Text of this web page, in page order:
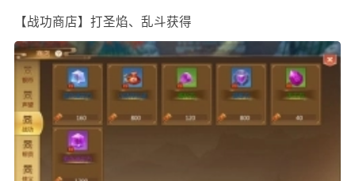
【战功商店】打圣焰、乱斗获得